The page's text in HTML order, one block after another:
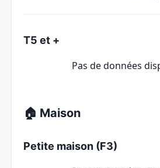
T5 et +
Pas de données
🏠 Maison
Petite maison (F3)